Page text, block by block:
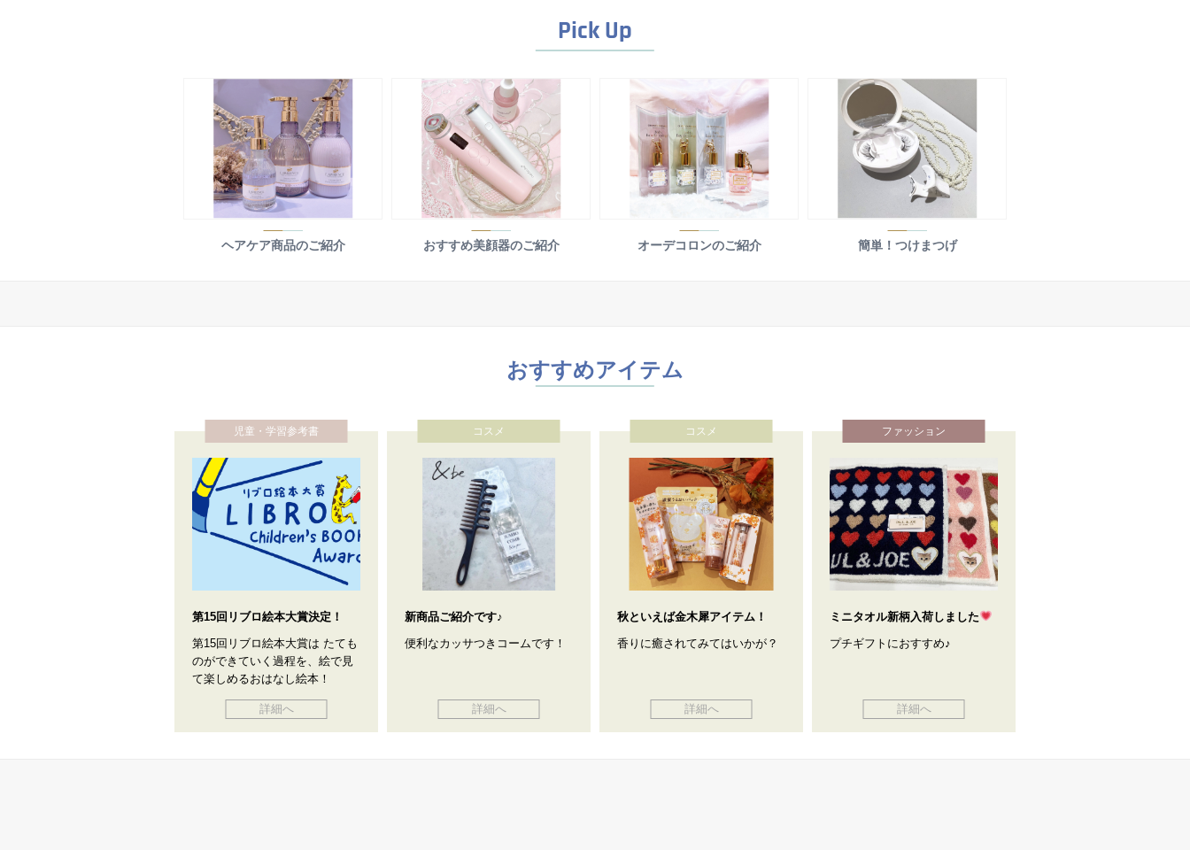
Pick Up
ヘアケア商品のご紹介 おすすめ美顔器のご紹介 オーデコロンのご紹介 簡単！つけまつげ
おすすめアイテム
児童・学習参考書
第15回リブロ絵本大賞決定！
第15回リブロ絵本大賞は たても
のができていく過程を、絵で見
て楽しめるおはなし絵本！
詳細へ
コスメ
新商品ご紹介です♪
便利なカッサつきコームです！
詳細へ
コスメ
秋といえば金木犀アイテム！
香りに癒されてみてはいかが？
詳細へ
ファッション
ミニタオル新柄入荷しました
プチギフトにおすすめ♪
詳細へ